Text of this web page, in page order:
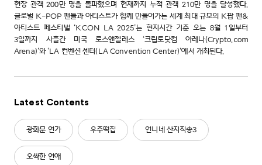
현장 관객 200만 명을 돌파했으며 현재까지 누적 관객 210만 명을 달성했다.
글로벌 K-POP 팬들과 아티스트가 함께 만들어가는 세계 최대 규모의 K팝 팬&
아티스트 페스티벌 ‘KCON LA 2025’는 현지시간 기준 오는 8월 1일부터
3일까지 사흘간 미국 로스앤젤레스 ‘크립토닷컴 아레나(Crypto.com
Arena)’와 ‘LA 컨벤션 센터(LA Convention Center)’에서 개최된다.
Latest Contents
광화문 연가 우주떡집 언니네 산지직송3
오싹한 연애